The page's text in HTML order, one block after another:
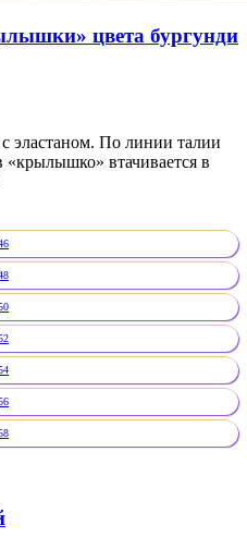
цвета бургунди
эластаном. По линии талии
«крылышко» втачивается в